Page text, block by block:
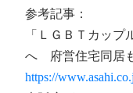
参考記事：
「ＬＧＢＴカッ
へ 府営住宅同居
https://